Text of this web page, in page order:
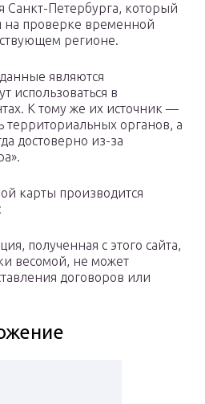
Санкт-Петербурга, который
на проверке временной
регионе.
являются
использоваться в
К тому же их источник —
территориальных органов, а
достоверно из-за
карты производится
полученная с этого сайта,
весомой, не может
договоров или